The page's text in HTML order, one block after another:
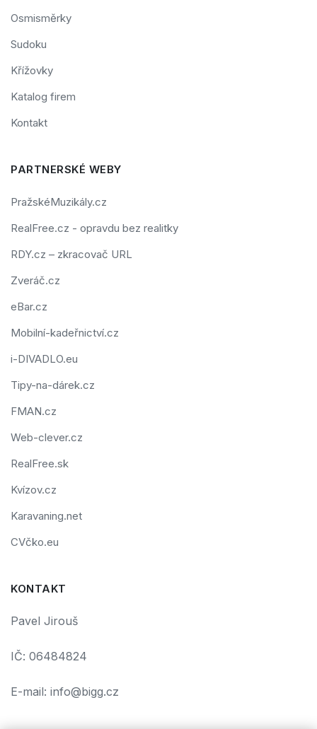
Osmisměrky
Sudoku
Křížovky
Katalog firem
Kontakt
PARTNERSKÉ WEBY
PražskéMuzikály.cz
RealFree.cz - opravdu bez realitky
RDY.cz – zkracovač URL
Zveráč.cz
eBar.cz
Mobilní-kadeřnictví.cz
i-DIVADLO.eu
Tipy-na-dárek.cz
FMAN.cz
Web-clever.cz
RealFree.sk
Kvízov.cz
Karavaning.net
CVčko.eu
KONTAKT
Pavel Jirouš
IČ: 06484824
E-mail: info@bigg.cz